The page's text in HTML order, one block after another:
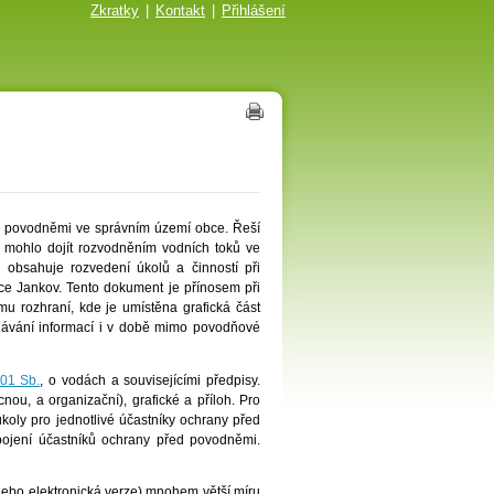
Zkratky Kontakt Přihlášení
ve správním území obce. Řeší
dojít rozvodněním vodních toků ve
rozvedení úkolů a činností při
Jankov. Tento dokument je přínosem při
rozhraní, kde je umístěna grafická část
informací i v době mimo povodňové
Sb., o vodách a souvisejícími předpisy.
a organizační), grafické a příloh. Pro
pro jednotlivé účastníky ochrany před
účastníků ochrany před povodněmi.